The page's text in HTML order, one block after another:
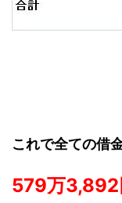
これで全ての借
579万3,892